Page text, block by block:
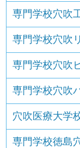
専門学校穴吹
専門学校穴吹
専門学校穴吹
専門学校穴吹
穴吹医療大学
専門学校徳島